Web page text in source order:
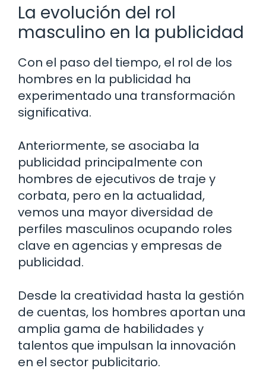
La evolución del rol
masculino en la publicidad
Con el paso del tiempo, el rol de los
hombres en la publicidad ha
experimentado una transformación
significativa.
Anteriormente, se asociaba la
publicidad principalmente con
hombres de ejecutivos de traje y
corbata, pero en la actualidad,
vemos una mayor diversidad de
perfiles masculinos ocupando roles
clave en agencias y empresas de
publicidad.
Desde la creatividad hasta la gestión
de cuentas, los hombres aportan una
amplia gama de habilidades y
talentos que impulsan la innovación
en el sector publicitario.